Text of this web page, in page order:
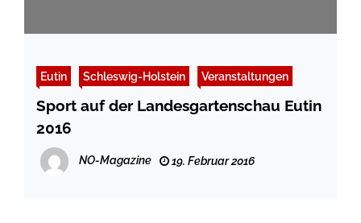
Eutin Schleswig-Holstein Veranstaltungen
Sport auf der Landesgartenschau Eutin
2016
NO-Magazine 19. Februar 2016